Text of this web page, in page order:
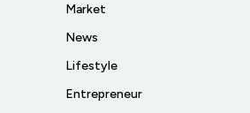
Market
News
Lifestyle
Entrepreneur